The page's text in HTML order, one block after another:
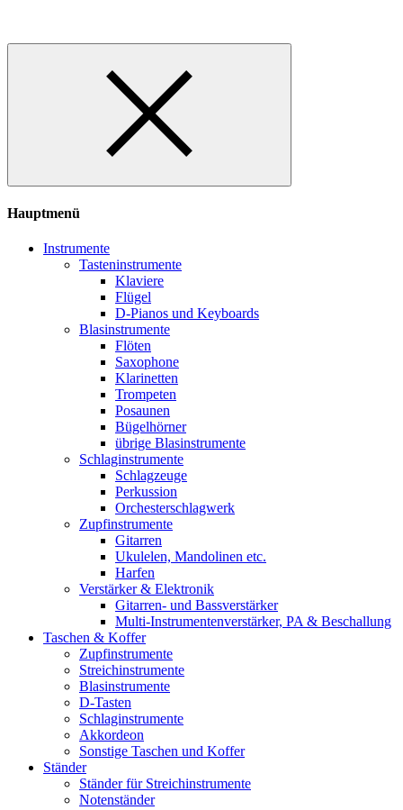
Hauptmenü
Instrumente
Tasteninstrumente
Klaviere
Flügel
D-Pianos und Keyboards
Blasinstrumente
Flöten
Saxophone
Klarinetten
Trompeten
Posaunen
Bügelhörner
übrige Blasinstrumente
Schlaginstrumente
Schlagzeuge
Perkussion
Orchesterschlagwerk
Zupfinstrumente
Gitarren
Ukulelen, Mandolinen etc.
Harfen
Verstärker & Elektronik
Gitarren- und Bassverstärker
Multi-Instrumentenverstärker, PA & Beschallung
Taschen & Koffer
Zupfinstrumente
Streichinstrumente
Blasinstrumente
D-Tasten
Schlaginstrumente
Akkordeon
Sonstige Taschen und Koffer
Ständer
Ständer für Streichinstrumente
Notenständer